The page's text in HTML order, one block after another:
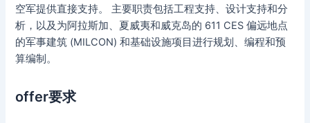
空军提供直接支持。 主要职责包括工程支持、设计支持和分
析，以及为阿拉斯加、夏威夷和威克岛的 611 CES 偏远地点
的军事建筑 (MILCON) 和基础设施项目进行规划、编程和预
算编制。
offer要求